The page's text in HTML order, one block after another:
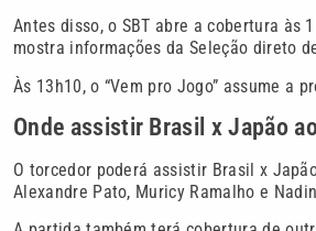
Antes disso, o SBT abre a cobertura às
mostra informações da Seleção direto
Às 13h10, o “Vem pro Jogo” assume a
Onde assistir Brasil x Japão
O torcedor poderá assistir Brasil x
Alexandre Pato, Muricy Ramalho e